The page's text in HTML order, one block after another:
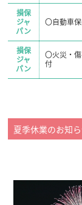
損保
ジャ
パン
〇自動車
損保
ジャ
パン
〇火災・
付
夏季休業のお知